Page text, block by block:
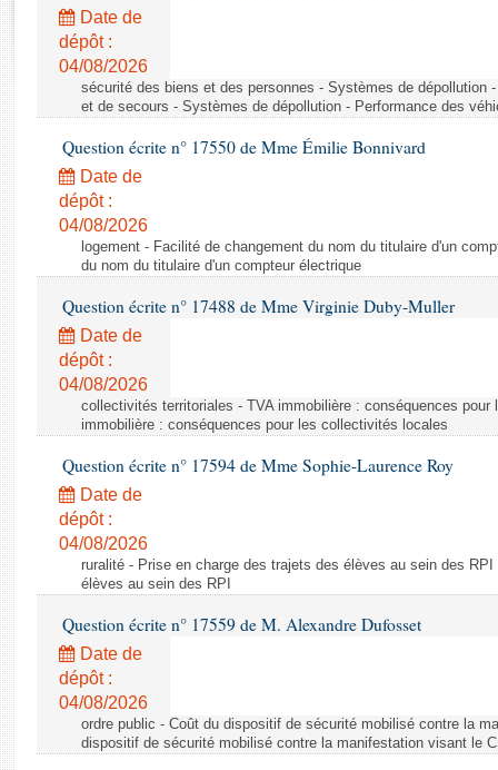
Rapports législatifs
Rapports sur l'application des lois
Baromètre de l’application des lois
Dossiers législatifs
Budget et sécurité sociale
Questions écrites et orales
Comptes rendus des débats
Date de
dépôt :
04/08/2026
sécurité des biens et des personnes - Systèmes de dépollution
et de secours - Systèmes de dépollution - Performance des
Question écrite n° 17550 de Mme Émilie Bonnivard
Date de
dépôt :
04/08/2026
logement - Facilité de changement du nom du titulaire d'un
du nom du titulaire d'un compteur électrique
Question écrite n° 17488 de Mme Virginie Duby-Muller
Date de
dépôt :
04/08/2026
collectivités territoriales - TVA immobilière : conséquences
immobilière : conséquences pour les collectivités locales
Question écrite n° 17594 de Mme Sophie-Laurence Roy
Date de
dépôt :
04/08/2026
ruralité - Prise en charge des trajets des élèves au sein des
élèves au sein des RPI
Question écrite n° 17559 de M. Alexandre Dufosset
Date de
dépôt :
04/08/2026
ordre public - Coût du dispositif de sécurité mobilisé contre la
dispositif de sécurité mobilisé contre la manifestation visant le